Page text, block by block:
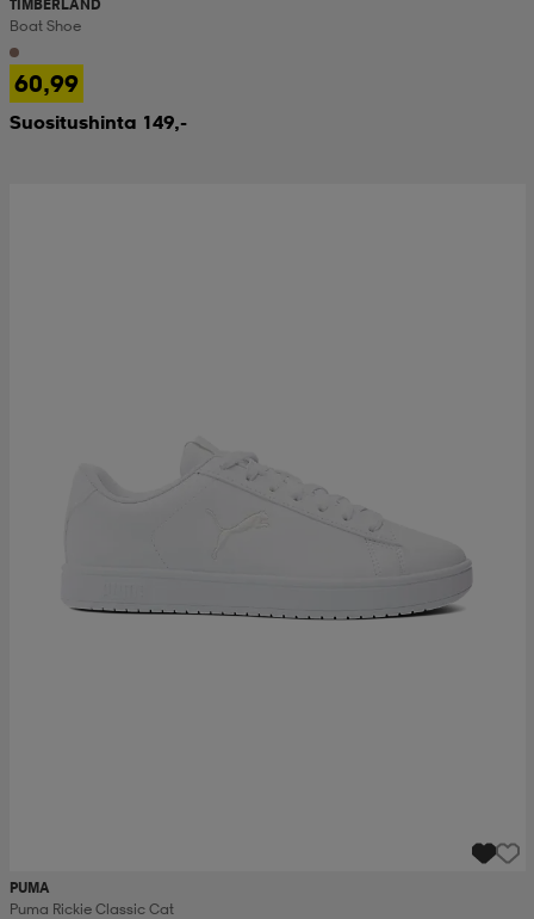
TIMBERLAND
Boat Shoe
60,99
Suositushinta 149,-
PUMA
Puma Rickie Classic Cat